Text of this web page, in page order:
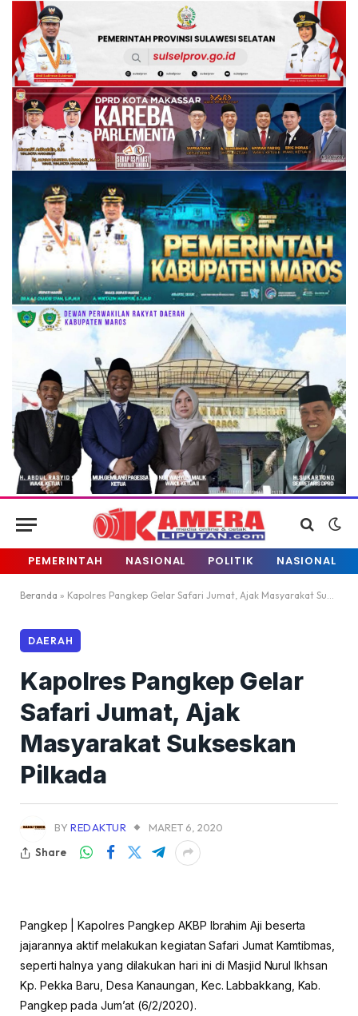
PEMERINTAH NASIONAL POLITIK NASIONAL
Beranda » Kapolres Pangkep Gelar Safari Jumat, Ajak Masyarakat Sukseskan Pilkada
DAERAH
Kapolres Pangkep Gelar
Safari Jumat, Ajak
Masyarakat Sukseskan
Pilkada
BY REDAKTUR
MARET 6, 2020
Share
Pangkep | Kapolres Pangkep AKBP Ibrahim Aji beserta
jajarannya aktif melakukan kegiatan Safari Jumat Kamtibmas,
seperti halnya yang dilakukan hari ini di Masjid Nurul Ikhsan
Kp. Pekka Baru, Desa Kanaungan, Kec. Labbakkang, Kab.
Pangkep pada Jum’at (6/2/2020).